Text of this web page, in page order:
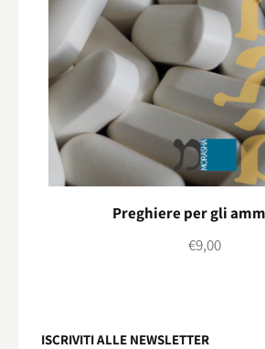
Preghiere per gli
€9,00
ISCRIVITI ALLE NEWSLETTER